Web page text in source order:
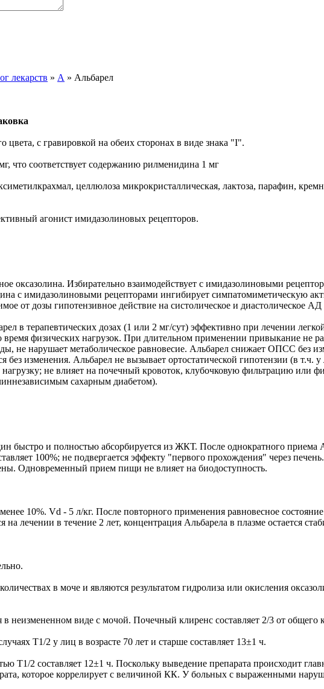
лекарств » А » Альбарел
цвета, с гравировкой на обеих сторонах в виде знака "I".
что соответствует содержанию рилменидина 1 мг
целлюлоза микрокристаллическая, лактоза, парафин,
агонист имидазолиновых рецепторов.
оксазолина. Избирательно взаимодействует с имидазолиновыми
с имидазолиновыми рецепторами ингибирует симпатомиметическую
от дозы гипотензивное действие на систолическое и диастолическое
в терапевтических дозах (1 или 2 мг/сут) эффективно при лечении
время физических нагрузок. При длительном применении привыкание не
не нарушает метаболическое равновесие. Альбарел снижает ОПСС без
без изменения. Альбарел не вызывает ортостатической гипотензии (в
не влияет на почечный кровоток, клубочковую фильтрацию
сахарным диабетом).
быстро и полностью абсорбируется из ЖКТ. После однократного приема
100%; не подвергается эффекту "первого прохождения" через
Одновременный прием пищи не влияет на биодоступность.
10%. Vd - 5 л/кг. После повторного применения равновесное
на лечении в течение 2 лет, концентрация Альбарела в плазме остается
в моче и являются результатом гидролиза или окисления
неизмененном виде с мочой. Почечный клиренс составляет 2/3 от общего
T1/2 у лиц в возрасте 70 лет и старше составляет 13±1 ч.
T1/2 составляет 12±1 ч. Поскольку выведение препарата происходит
которое коррелирует с величиной КК. У больных с выраженными